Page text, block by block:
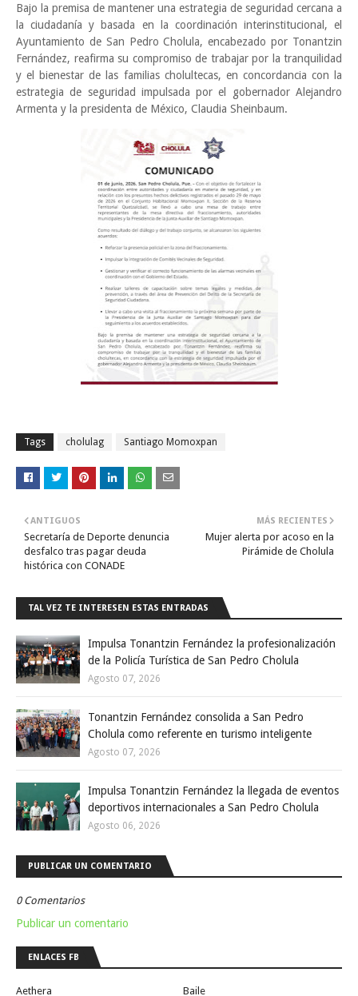
Bajo la premisa de mantener una estrategia de seguridad cercana a
la ciudadanía y basada en la coordinación interinstitucional, el
Ayuntamiento de San Pedro Cholula, encabezado por Tonantzin
Fernández, reafirma su compromiso de trabajar por la tranquilidad
y el bienestar de las familias cholultecas, en concordancia con la
estrategia de seguridad impulsada por el gobernador Alejandro
Armenta y la presidenta de México, Claudia Sheinbaum.
Tags cholulag Santiago Momoxpan
MÁS RECIENTES
Mujer alerta por acoso en la
Pirámide de Cholula
ANTIGUOS
Secretaría de Deporte denuncia
desfalco tras pagar deuda
histórica con CONADE
TAL VEZ TE INTERESEN ESTAS ENTRADAS
Impulsa Tonantzin Fernández la profesionalización
de la Policía Turística de San Pedro Cholula
Agosto 07, 2026
Tonantzin Fernández consolida a San Pedro
Cholula como referente en turismo inteligente
Agosto 07, 2026
Impulsa Tonantzin Fernández la llegada de eventos
deportivos internacionales a San Pedro Cholula
Agosto 06, 2026
PUBLICAR UN COMENTARIO
0 Comentarios
Publicar un comentario
ENLACES FB
Aethera Baile